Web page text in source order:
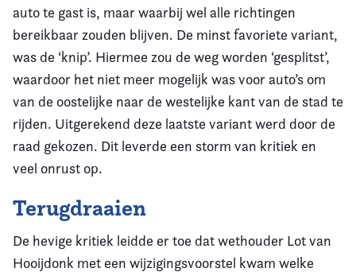
auto te gast is, maar waarbij wel alle richtingen
bereikbaar zouden blijven. De minst favoriete variant,
was de ‘knip’. Hiermee zou de weg worden ‘gesplitst’,
waardoor het niet meer mogelijk was voor auto’s om
van de oostelijke naar de westelijke kant van de stad te
rijden. Uitgerekend deze laatste variant werd door de
raad gekozen. Dit leverde een storm van kritiek en
veel onrust op.
Terugdraaien
De hevige kritiek leidde er toe dat wethouder Lot van
Hooijdonk met een wijzigingsvoorstel kwam welke